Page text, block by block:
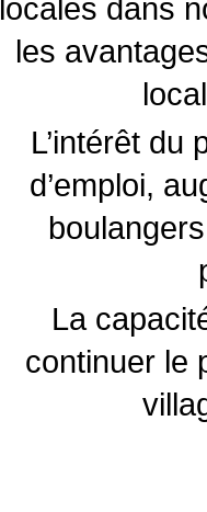
locales dans
les
L’intérêt du
d’emploi,
La
continuer le